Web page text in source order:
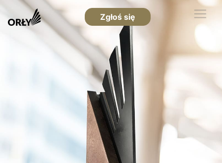
Zgłoś się